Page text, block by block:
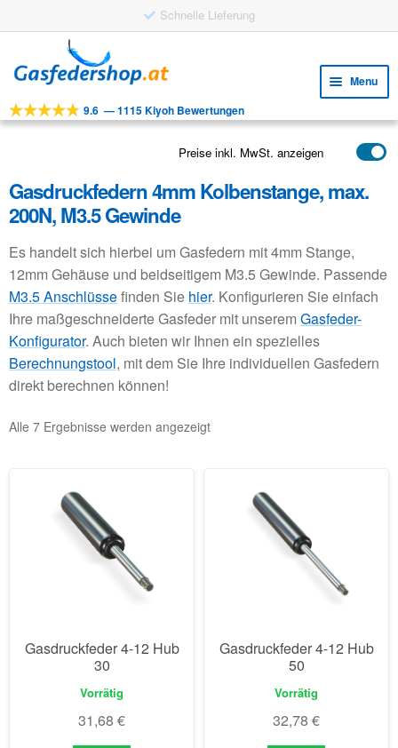
Schnelle Lieferung
to
navigation
to
content
Menu
WERKZEUGE
menu
menu
ANWENDUNGEN
KUNDENSERVICE
FAQ
9.6 —1115 Kiyoh Bewertungen
Preise inkl. MwSt. anzeigen
Gasdruckfedern 4mm Kolbenstange, max.
200N, M3.5 Gewinde
Es handelt sich hierbei um Gasfedern mit 4mm Stange,
12mm Gehäuse und beidseitigem M3.5 Gewinde. Passende
M3.5 Anschlüssefinden Sie hier. Konfigurieren Sie einfach
Ihre maßgeschneiderte Gasfeder mit unserem Gasfeder-
Konfigurator. Auch bieten wir Ihnen ein spezielles
Berechnungstool, mit dem Sie Ihre individuellen Gasfedern
direkt berechnen können!
Alle 7 Ergebnisse werden angezeigt
Gasdruckfeder 4-12 Hub
30
Vorrätig
31,68 €
Gasdruckfeder 4-12 Hub
50
Vorrätig
32,78 €